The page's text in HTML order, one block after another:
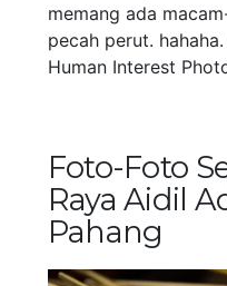
memang ada
pecah perut.
Human Interest
Foto-Foto
Raya Aidil
Pahang